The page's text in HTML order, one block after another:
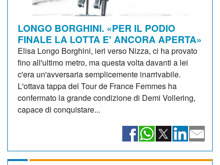
LONGO BORGHINI. «PER IL PODIO
FINALE LA LOTTA E' ANCORA APERTA»
Elisa Longo Borghini, ieri verso Nizza, ci ha provato
fino all'ultimo metro, ma questa volta davanti a lei
c'era un'avversaria semplicemente inarrivabile.
L'ottava tappa del Tour de France Femmes ha
confermato la grande condizione di Demi Vollering,
capace di conquistare...